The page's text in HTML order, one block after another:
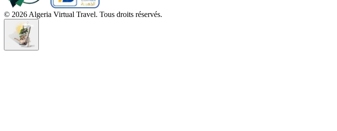
© 2026 Algeria Virtual Travel. Tous droits réservés.